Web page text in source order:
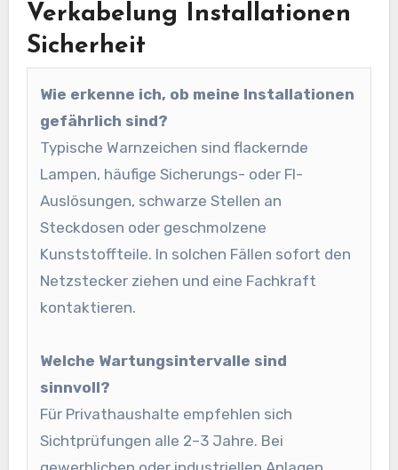
Verkabelung Installationen
Sicherheit
Wie erkenne ich, ob meine Installationen
gefährlich sind?
Typische Warnzeichen sind flackernde
Lampen, häufige Sicherungs- oder FI-
Auslösungen, schwarze Stellen an
Steckdosen oder geschmolzene
Kunststoffteile. In solchen Fällen sofort den
Netzstecker ziehen und eine Fachkraft
kontaktieren.
Welche Wartungsintervalle sind
sinnvoll?
Für Privathaushalte empfehlen sich
Sichtprüfungen alle 2–3 Jahre. Bei